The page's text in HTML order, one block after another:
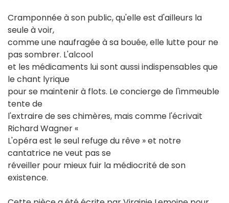
Cramponnée à son public, qu'elle est d'ailleurs la
seule à voir,
comme une naufragée à sa bouée, elle lutte pour ne
pas sombrer. L'alcool
et les médicaments lui sont aussi indispensables que
le chant lyrique
pour se maintenir à flots. Le concierge de l'immeuble
tente de
l'extraire de ses chimères, mais comme l'écrivait
Richard Wagner «
L'opéra est le seul refuge du rêve » et notre
cantatrice ne veut pas se
réveiller pour mieux fuir la médiocrité de son
existence.